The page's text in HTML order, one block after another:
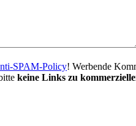
SPAM-Policy! Werbende
keine Links zu